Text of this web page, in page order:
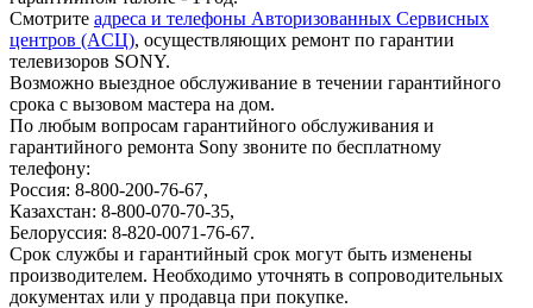
Смотрите адреса и телефоны Авторизованных Сервисных
центров (AСЦ), осуществляющих ремонт по гарантии
телевизоров SONY.
Возможно выездное обслуживание в течении гарантийного
срока с вызовом мастера на дом.
По любым вопросам гарантийного обслуживания и
гарантийного ремонта Sony звоните по бесплатному
телефону:
Россия: 8-800-200-76-67,
Казахстан: 8-800-070-70-35,
Белоруссия: 8-820-0071-76-67.
Срок службы и гарантийный срок могут быть изменены
производителем. Необходимо уточнять в сопроводительных
документах или у продавца при покупке.